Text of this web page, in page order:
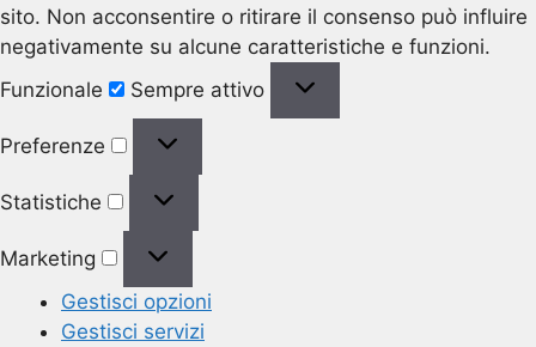
sito. Non acconsentire o ritirare il consenso può influire
negativamente su alcune caratteristiche e funzioni.
Funzionale
Sempre attivo
Preferenze
Statistiche
Marketing
Gestisci opzioni
Gestisci servizi